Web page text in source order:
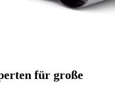
für große